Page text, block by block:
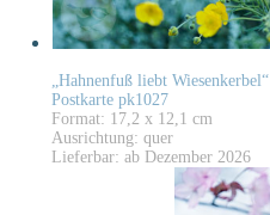
„Hahnenfuß liebt Wiesenkerbel“
Postkarte pk1027
Format: 17,2 x 12,1 cm
Ausrichtung: quer
Lieferbar: ab Dezember 2026